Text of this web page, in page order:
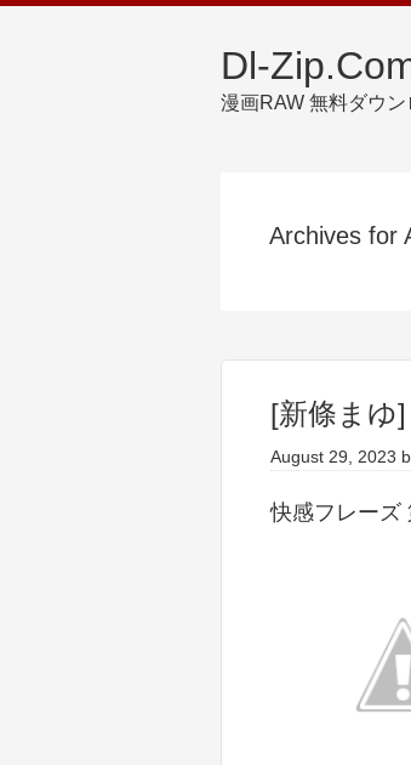
Dl-
漫画RAW 無料ダウン
Archives for
[新條まゆ
August 29, 2023
快感フレーズ